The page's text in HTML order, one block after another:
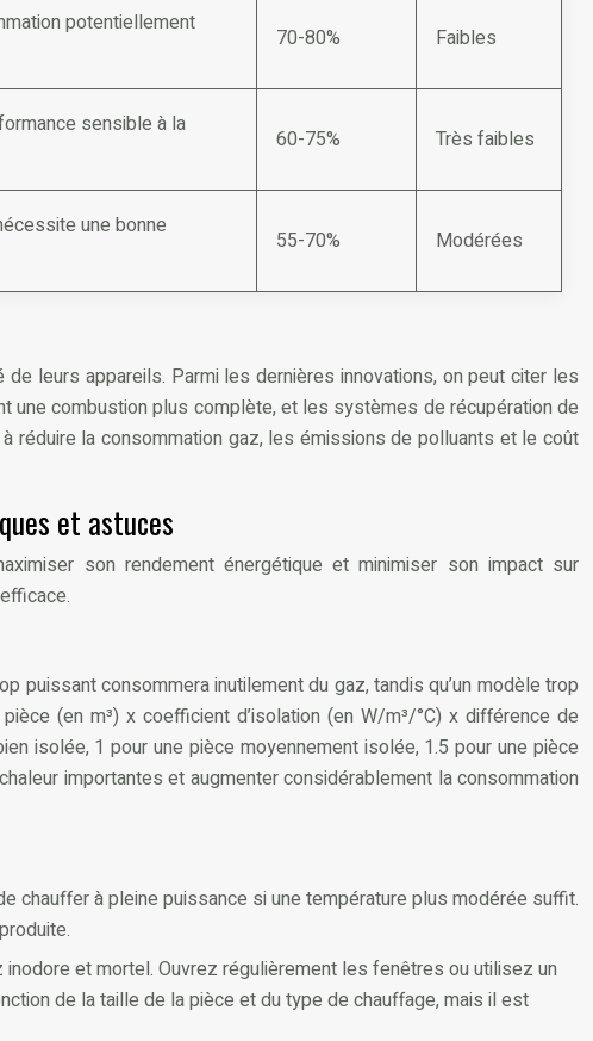
potentiellement
70-80% Faibles
sensible à la
60-75% Très faibles
une bonne
55-70% Modérées
leurs appareils. Parmi les dernières innovations, on peut citer les
une combustion plus complète, et les systèmes de récupération de
réduire la consommation gaz, les émissions de polluants et le coût
et astuces
son rendement énergétique et minimiser son impact sur
puissant consommera inutilement du gaz, tandis qu’un modèle trop
(en m³) x coefficient d’isolation (en W/m³/°C) x différence de
isolée, 1 pour une pièce moyennement isolée, 1.5 pour une pièce
importantes et augmenter considérablement la consommation
chauffer à pleine puissance si une température plus modérée suffit.
et mortel. Ouvrez régulièrement les fenêtres ou utilisez un
de la taille de la pièce et du type de chauffage, mais il est